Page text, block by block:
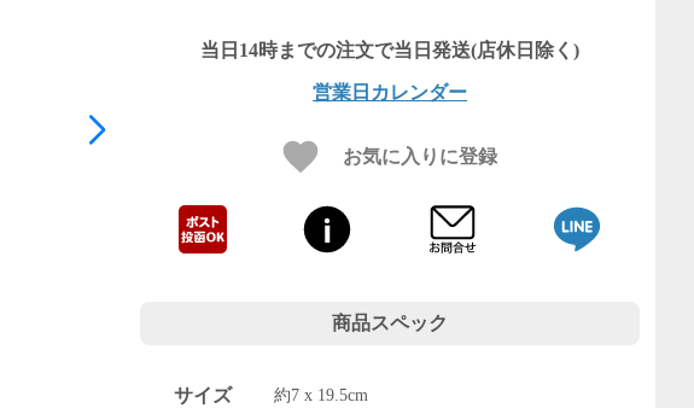
営業日カレンダー
お気に入りに登録
商品スペック
サイズ 約7 x 19.5cm